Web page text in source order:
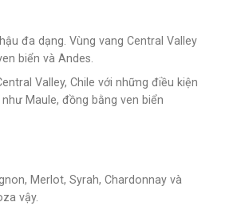
đa dạng. Vùng vang Central Valley
biển và Andes.
Valley, Chile với những điều kiện
Maule, đồng bằng ven biển
Merlot, Syrah, Chardonnay và
vậy.